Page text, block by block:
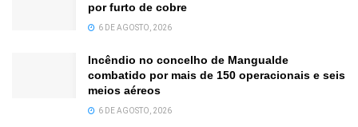
por furto de cobre
6 DE AGOSTO, 2026
Incêndio no concelho de Mangualde
combatido por mais de 150 operacionais e seis
meios aéreos
6 DE AGOSTO, 2026